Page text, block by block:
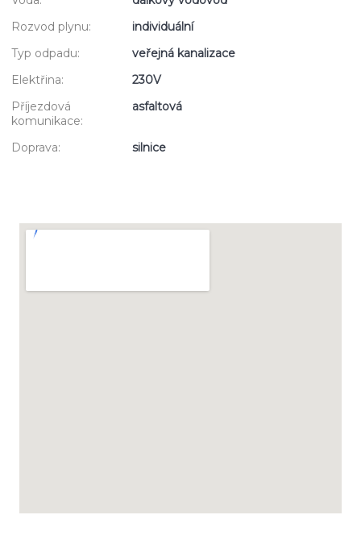
Rozvod plynu:
individuální
Typ odpadu:
veřejná kanalizace
Elektřina:
230V
Příjezdová
komunikace:
asfaltová
Doprava: silnice